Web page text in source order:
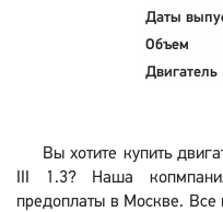
Даты
Объем
Двигатель
Вы хотите купить
III 1.3? Наша
предоплаты в Москве.